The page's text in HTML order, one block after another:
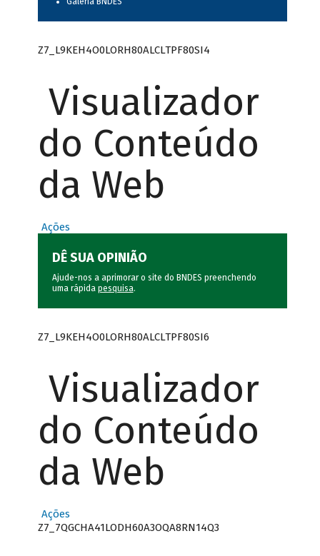
Z7_L9KEH4O0LORH80ALCLTPF80SI4
Visualizador
do Conteúdo
da Web
Ações
DÊ SUA OPINIÃO
Ajude-nos a aprimorar o site do BNDES preenchendo
uma rápida pesquisa.
Z7_L9KEH4O0LORH80ALCLTPF80SI6
Visualizador
do Conteúdo
da Web
Ações
Z7_7QGCHA41LODH60A3OQA8RN14Q3